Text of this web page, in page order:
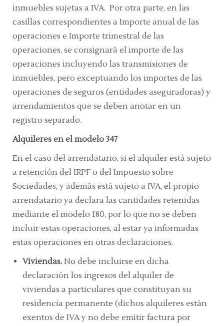
inmuebles sujetas a IVA. Por otra parte, en las
casillas correspondientes a Importe anual de las
operaciones e Importe trimestral de las
operaciones, se consignará el importe de las
operaciones incluyendo las transmisiones de
inmuebles, pero exceptuando los importes de las
operaciones de seguros (entidades aseguradoras) y
arrendamientos que se deben anotar en un
registro separado.
Alquileres en el modelo 347
En el caso del arrendatario, si el alquiler está sujeto
a retención del IRPF o del Impuesto sobre
Sociedades, y además está sujeto a IVA, el propio
arrendatario ya declara las cantidades retenidas
mediante el modelo 180, por lo que no se deben
incluir estas operaciones, al estar ya informadas
estas operaciones en otras declaraciones.
Viviendas. No debe incluirse en dicha
declaración los ingresos del alquiler de
viviendas a particulares que constituyan su
residencia permanente (dichos alquileres están
exentos de IVA y no debe emitir factura por